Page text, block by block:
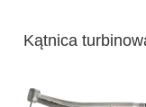
Kątnica